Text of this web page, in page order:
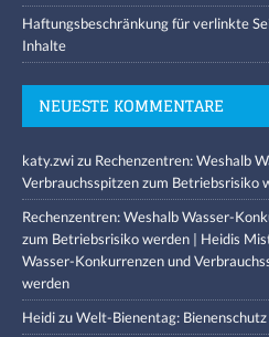
Haftungsbeschränkung für verlinkte
Inhalte
NEUESTE KOMMENTARE
katy.zwizu Rechenzentren: Weshalb
Verbrauchsspitzen zum Betriebsrisiko
Rechenzentren: Weshalb Wasser-
zum Betriebsrisiko werden | Heidis
Wasser-Konkurrenzen und
werden
HeidizuWelt-Bienentag: